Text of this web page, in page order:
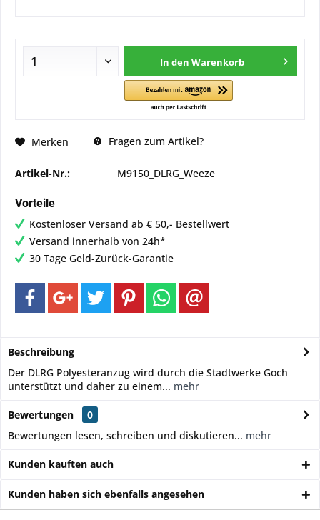
In den Warenkorb
Merken Fragen zum Artikel?
Artikel-Nr.: M9150_DLRG_Weeze
Vorteile
Kostenloser Versand ab € 50,- Bestellwert
Versand innerhalb von 24h*
30 Tage Geld-Zurück-Garantie
Beschreibung
Der DLRG Polyesteranzug wird durch die Stadtwerke Goch
unterstützt und daher zu einem... mehr
Bewertungen
0
Bewertungen lesen, schreiben und diskutieren... mehr
Kunden kauften auch
Kunden haben sich ebenfalls angesehen